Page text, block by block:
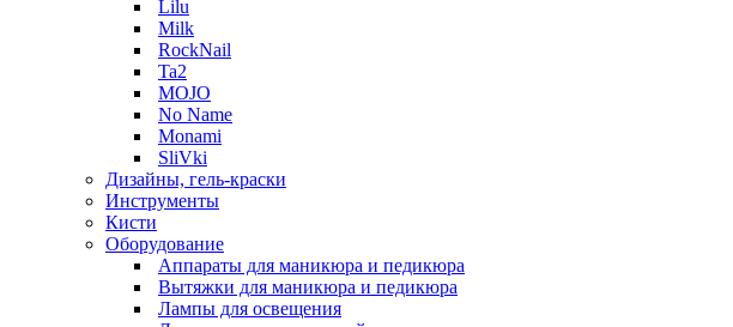
Lilu
Milk
RockNail
Ta2
MOJO
No Name
Monami
SliVki
Дизайны, гель-краски
Инструменты
Кисти
Оборудование
Аппараты для маникюра и педикюра
Вытяжки для маникюра и педикюра
Лампы для освещения